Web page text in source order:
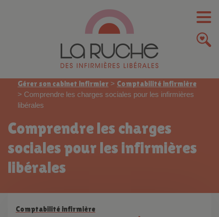
Gérer son cabinet infirmier > Comptabilité infirmière
> Comprendre les charges sociales pour les infirmières
libérales
Comprendre les charges
sociales pour les infirmières
libérales
Comptabilité infirmière